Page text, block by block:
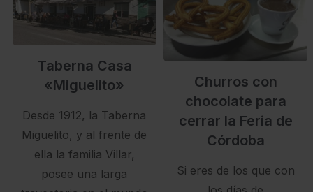
Taberna Casa
«Miguelito»
Desde 1912, la Taberna
Miguelito, y al frente de
ella la familia Villar,
posee una larga
Churros con
chocolate para
cerrar la Feria de
Córdoba
Si eres de los que con